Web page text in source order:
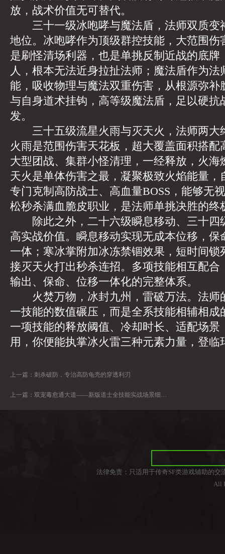
放，战术价值无可替代。
三十一级冰咆哮与魔法盾，法师双质变
地位。冰咆哮作为顶级群控技能，大范围伤
是刷怪清场利器，也是单挑反制近战的底牌
人，根本无法近身拉扯法师；魔法盾作为法
能，吸收物理与魔法双重伤害，从根源弥补
与自身道术挂钩，高等级魔法盾，足以硬抗
发。
三十五级流星火雨与灭天火，法师两大
火雨是范围伤害天花板，超大覆盖面积搭配
大型团战、集群小怪清理，一经释放，火海
天火是单体伤害之最，凝聚极致火焰能量，
专门克制高防战士、高血量BOSS，能够无
松秒杀满血脆皮职业，是法师单挑决胜的终
除此之外，二十六级瞬息移动、三十四
高实战价值。瞬息移动实现无成本位移，保
一体；寒冰掌附加冰冻禁锢效果，短时间锁
接灭天火打出秒杀连招。多项技能相互配合
输出、保命、位移一体化的完整体系。
火焚万物，冰封九州，雷破万法。法师
一技能的数值碾压，而是全系技能相辅相成
一项技能的释放阈值、冷却时长、适配场景
用，你便能执掌冰火雷三种元素力量，登临
上一篇： 刺杀破防，专治高防龟壳的穿透利刃
上一篇： 双宠毒愈通大道——新版道士全技能实战场景细分教学
法律免责：只适用于传奇SF类游戏辅助的
All